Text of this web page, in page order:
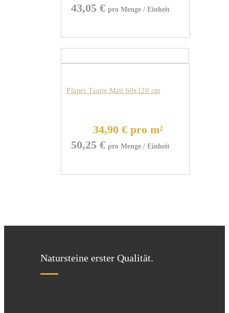
43,05 €
Planet Taupe Matt 60x120 cm
34,90 € pro m²
50,25 €
Natursteine erster Qualität.